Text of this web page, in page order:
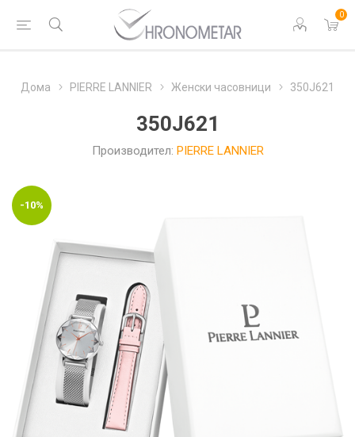
0
Дома PIERRE LANNIER Женски часовници 350J621
350J621
Производител: PIERRE LANNIER
-10%